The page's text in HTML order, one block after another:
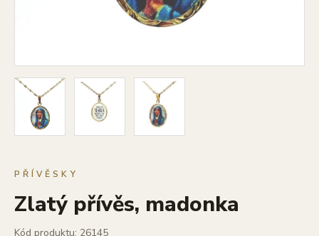
PŘÍVĚSKY
Zlatý přívěs, madonka
Kód produktu: 26145